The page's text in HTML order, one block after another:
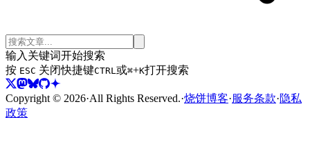
输入关键词开始搜索
按 ESC 关闭快捷键CTRL 或⌘+K打开搜索
Copyright © 2026·All Rights Reserved.·烧饼博客·服务条款·隐私
政策